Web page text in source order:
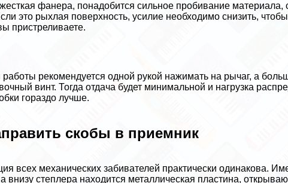
фанера, понадобится сильное пробивание материала,
это рыхлая поверхность, усилие необходимо снизить,
пристреливаете.
рекомендуется одной рукой нажимать на рычаг, а
винт. Тогда отдача будет минимальной и нагрузка
гораздо лучше.
скобы в приемник
всех механических забивателей пpaктически одинакова.
внизу степлера находится металлическая пластина,